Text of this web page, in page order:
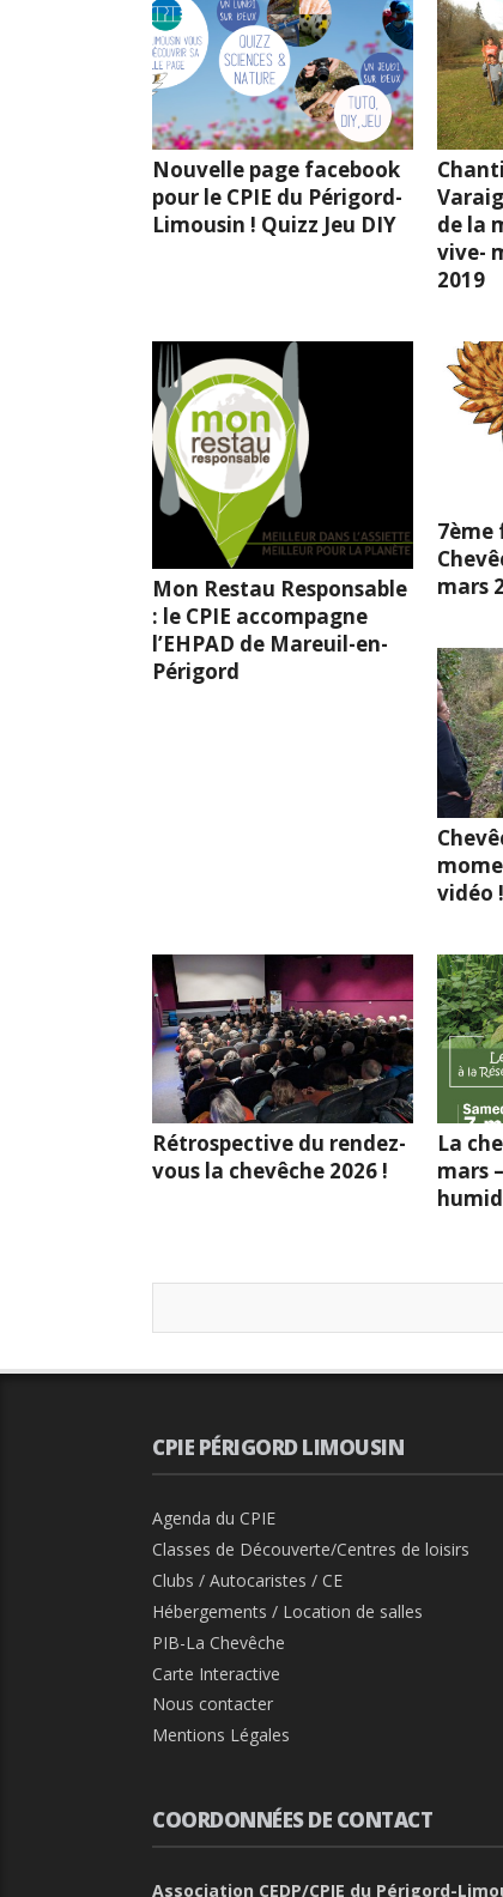
Nouvelle page facebook
pour le CPIE du Périgord-
Limousin ! Quizz Jeu DIY
de la
vive-
2019
Mon Restau Responsable
: le CPIE accompagne
l’EHPAD de Mareuil-en-
Périgord
7ème
mars
vidéo !
Rétrospective du rendez-
vous la chevêche 2026 !
La
mars
CPIE PÉRIGORD LIMOUSIN
Agenda du CPIE
Classes de Découverte/Centres de loisirs
Clubs / Autocaristes / CE
Hébergements / Location de salles
PIB-La Chevêche
Carte Interactive
Nous contacter
Mentions Légales
COORDONNÉES DE CONTACT
Association CEDP/CPIE du Périgord-